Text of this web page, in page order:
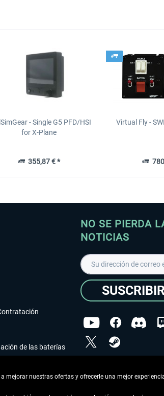
- Single G5 PFD/HSI
for X-Plane
355,87 € *
Virtual Fly -
de las baterías
NO SE PIERDA
NOTICIAS
Copyright © Aerosoft GmbH
mejorar nuestras ofertas y ofrecerle una mejor